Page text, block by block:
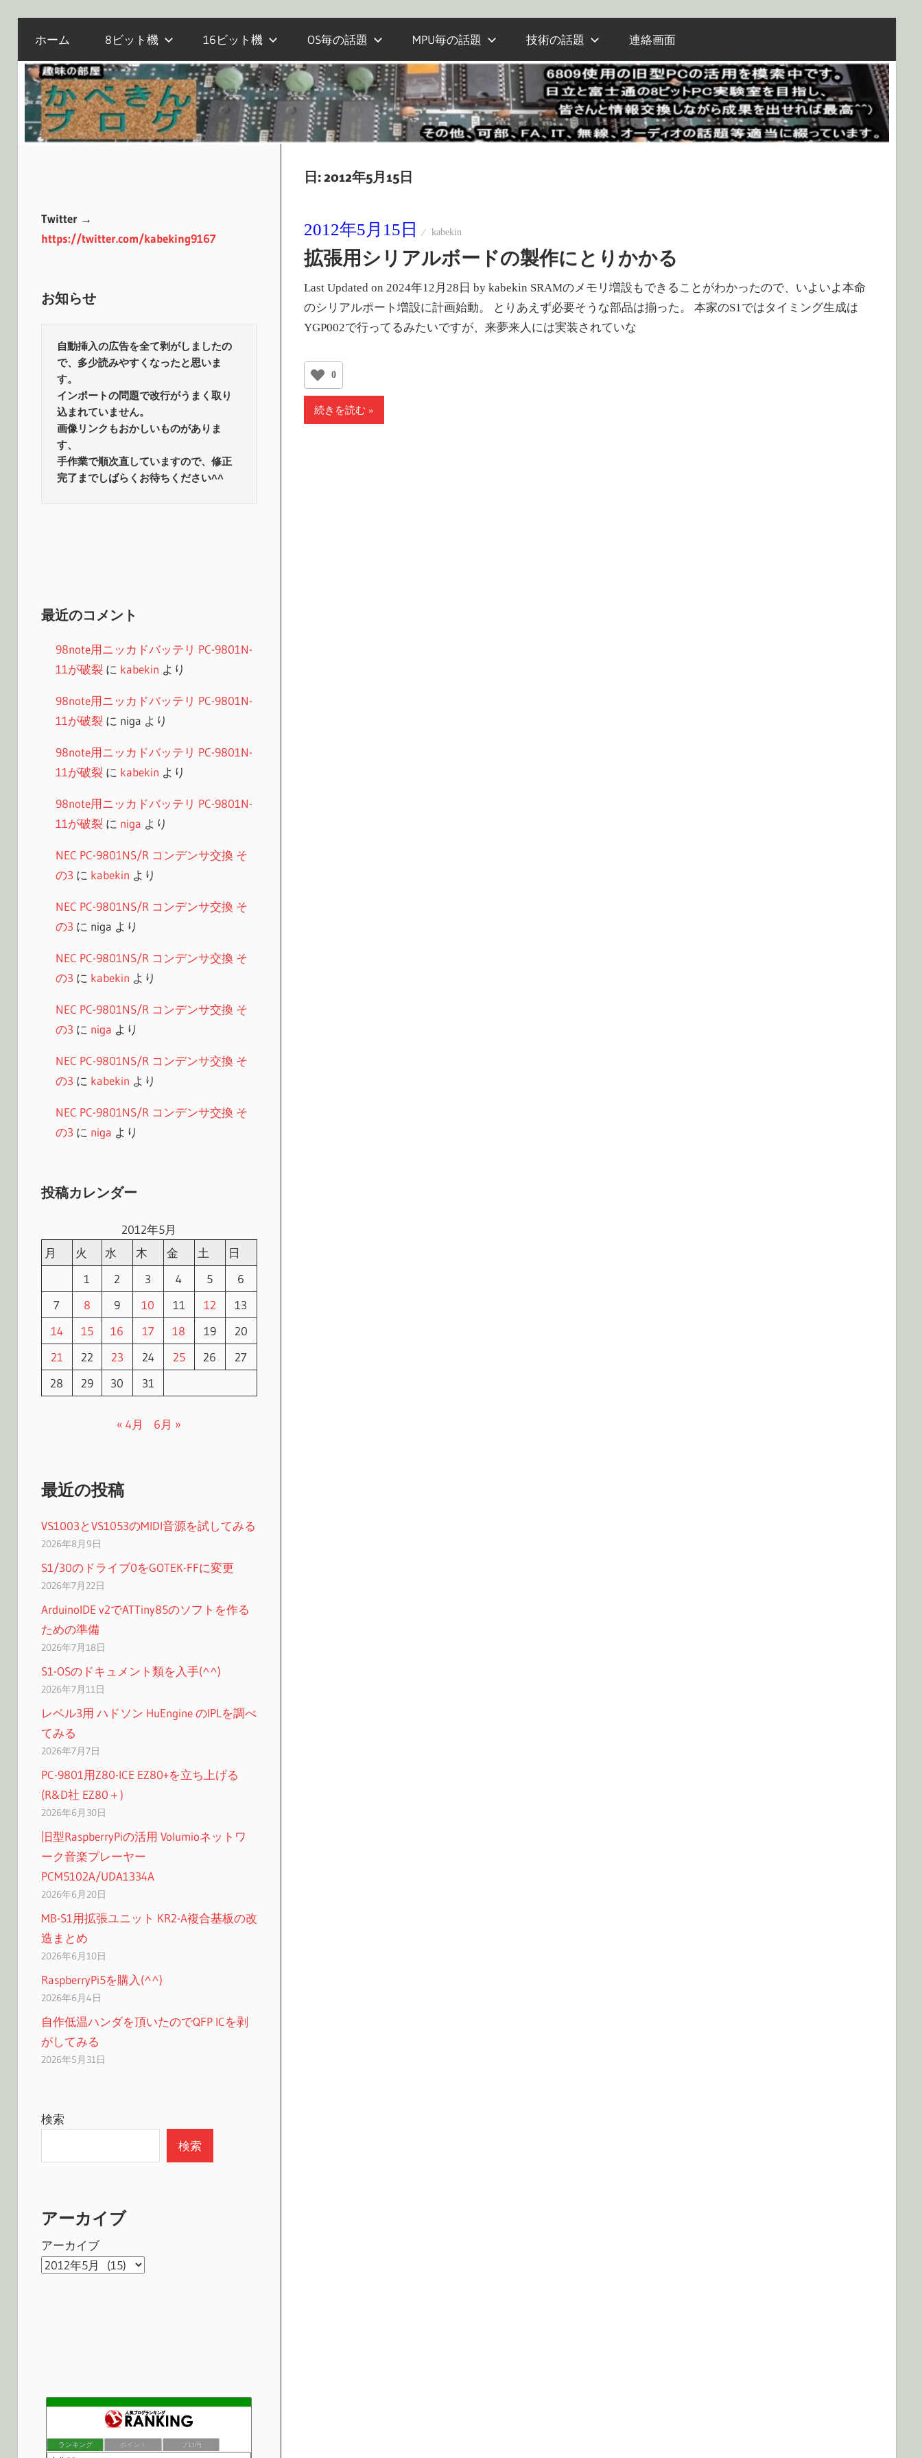
テ
ン
ツ
へ
ス
か
べ
き
ブ
ロ
工
作
と
マ
イ
ホーム 8ビット機 16ビット機 OS毎の話題 MPU毎の話題 技術の話題 連絡画面
日:2012年5月15日
2012年5月15日 kabekin
拡張用シリアルボードの製作にとりかかる
Last Updated on 2024年12月28日 by kabekin SRAMのメモリ増設もできることがわかったので、いよいよ本命
のシリアルポート増設に計画始動。 とりあえず必要そうな部品は揃った。 本家のS1ではタイミング生成は
YGP002で行ってるみたいですが、来夢来人には実装されていな
0
続きを読む
Twitter →
https://twitter.com/kabeking9167
お知らせ
自動挿入の広告を全て剥がしましたの
で、多少読みやすくなったと思いま
す。
インポートの問題で改行がうまく取り
込まれていません。
画像リンクもおかしいものがありま
す、
手作業で順次直していますので、修正
完了までしばらくお待ちください^^
最近のコメント
98note用ニッカドバッテリ PC-9801N-
11が破裂に kabekin より
98note用ニッカドバッテリ PC-9801N-
11が破裂に niga より
98note用ニッカドバッテリ PC-9801N-
11が破裂に kabekin より
98note用ニッカドバッテリ PC-9801N-
11が破裂に niga より
NEC PC-9801NS/R コンデンサ交換 そ
の3 に kabekin より
NEC PC-9801NS/R コンデンサ交換 そ
の3 に niga より
NEC PC-9801NS/R コンデンサ交換 そ
の3 に kabekin より
NEC PC-9801NS/R コンデンサ交換 そ
の3 に niga より
NEC PC-9801NS/R コンデンサ交換 そ
の3 に kabekin より
NEC PC-9801NS/R コンデンサ交換 そ
の3 に niga より
投稿カレンダー
2012年5月
月
火 水 木 金 土
日
1
2 3 4 5
6
7
8 9 10 11 12
13
14
15 16 17 18 19
20
21
22 23 24 25 26
27
28
29 30 31
« 4月 6月 »
最近の投稿
VS1003とVS1053のMIDI音源を試してみる
2026年8月9日
S1/30のドライブ0をGOTEK-FFに変更
2026年7月22日
ArduinoIDE v2でATTiny85のソフトを作る
ための準備
2026年7月18日
S1-OSのドキュメント類を入手(^^)
2026年7月11日
レベル3用 ハドソン HuEngine のIPLを調べ
てみる
2026年7月7日
PC-9801用Z80-ICE EZ80+を立ち上げる
(R&D社 EZ80＋)
2026年6月30日
旧型RaspberryPiの活用 Volumioネットワ
ーク音楽プレーヤー
PCM5102A/UDA1334A
2026年6月20日
MB-S1用拡張ユニット KR2-A複合基板の改
造まとめ
2026年6月10日
RaspberryPi5を購入(^^)
2026年6月4日
自作低温ハンダを頂いたのでQFP ICを剥
がしてみる
2026年5月31日
検索
検索
アーカイブ
アーカイブ
ランキング ポイント ブロ画
PC自作・PCパーツ・ソフト
121位 はじめてのPC選びガイド｜自作PC・ノートPCを初心者向けに